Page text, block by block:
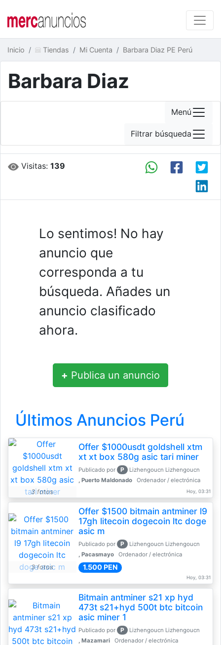
Inicio Tiendas Mi Cuenta Barbara Diaz PE Perú
Barbara Diaz
Visitas:139
Lo sentimos! No hay
anuncio que
corresponda a tu
búsqueda. Añades un
anuncio clasificado
ahora.
+ Publica un anuncio
Últimos Anuncios Perú
3 fotos
Offer $1000usdt goldshell xtm
xt xt box 580g asic tari miner
Publicado por P
Lizhengoucn Lizhengoucn
, Puerto Maldonado
Ordenador / electrónica
Hoy, 03:31
3 fotos
Offer $1500 bitmain antminer l9
17gh litecoin dogecoin ltc doge
asic m
Publicado por P
Lizhengoucn Lizhengoucn
, Pacasmayo
Ordenador / electrónica
1.500 PEN
Hoy, 03:31
Bitmain antminer s21 xp hyd
473t s21+hyd 500t btc bitcoin
asic miner 1
Publicado por P
Lizhengoucn Lizhengoucn
, Mazamari
Ordenador / electrónica
Menú
Filtrar búsqueda